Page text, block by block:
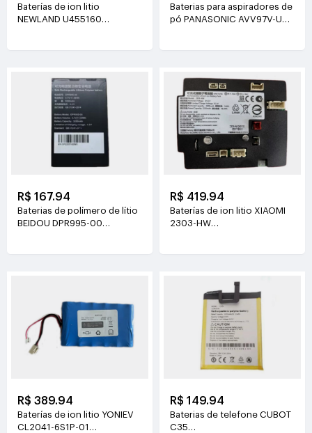
Baterías de ion litio
NEWLAND U455160
Baterias para aspiradores de
pó PANASONIC AVV97V-U3
R$ 167.94
Baterias de polímero de lítio
BEIDOU DPR995-00
R$ 419.94
Baterías de ion litio XIAOMI
2303-HW
R$ 389.94
Baterías de ion litio YONIEV
CL2041-6S1P-01
R$ 149.94
Baterias de telefone CUBOT
C35